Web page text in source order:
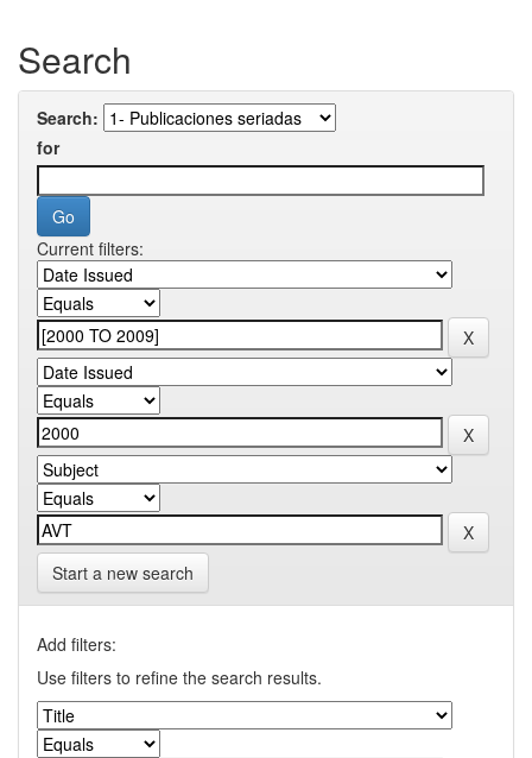
Search
Search:
for
Current filters:
Start a new search
Add filters:
Use filters to refine the search results.